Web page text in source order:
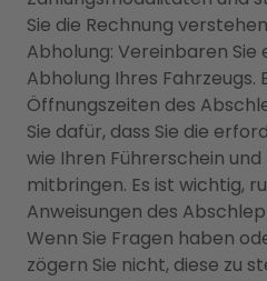
Sie die Rechnung
Abholung: Vereinbaren Sie
Abholung Ihres Fahrzeugs.
Öffnungszeiten des
Sie dafür, dass Sie die
wie Ihren Führerschein
mitbringen. Es ist wichtig,
Anweisungen des
Wenn Sie Fragen haben
zögern Sie nicht, diese zu